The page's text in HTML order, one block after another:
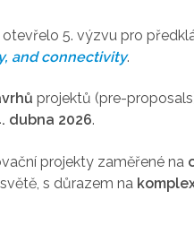
5. výzvu pro
and connectivity.
projektů (pre-
dubna 2026.
projekty zaměřené na
s důrazem na